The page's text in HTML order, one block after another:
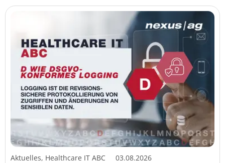
Aktuelles, Healthcare IT ABC 03.08.2026